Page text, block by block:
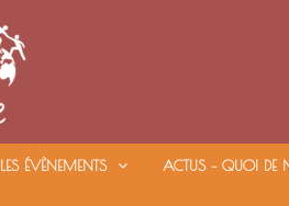
LES ÉVÈNEMENTS ACTUS – QUOI DE